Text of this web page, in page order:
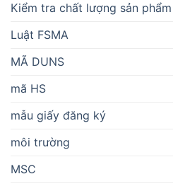
Kiểm tra chất lượng sản phẩm
Luật FSMA
MÃ DUNS
mã HS
mẫu giấy đăng ký
môi trường
MSC